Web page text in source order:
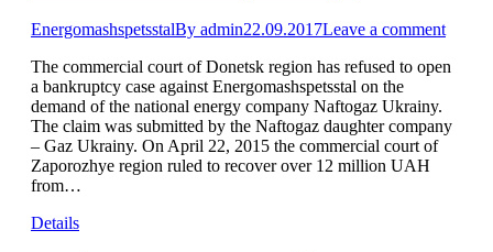
EnergomashspetsstalBy admin22.09.2017Leave a comment
The commercial court of Donetsk region has refused to open
a bankruptcy case against Energomashspetsstal on the
demand of the national energy company Naftogaz Ukrainy.
The claim was submitted by the Naftogaz daughter company
– Gaz Ukrainy. On April 22, 2015 the commercial court of
Zaporozhye region ruled to recover over 12 million UAH
from…
Details